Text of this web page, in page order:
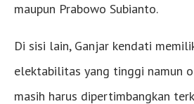
maupun Prabowo Subianto.
Di sisi lain, Ganjar kendati
elektabilitas yang tinggi namun
masih harus dipertimbangkan